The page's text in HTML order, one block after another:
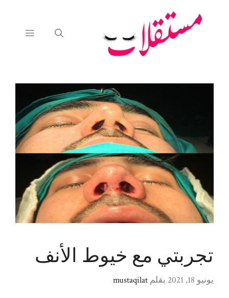
القائمة
تجربتي مع خيوط الأنف
يونيو 18, 2021 بقلم mustaqilat